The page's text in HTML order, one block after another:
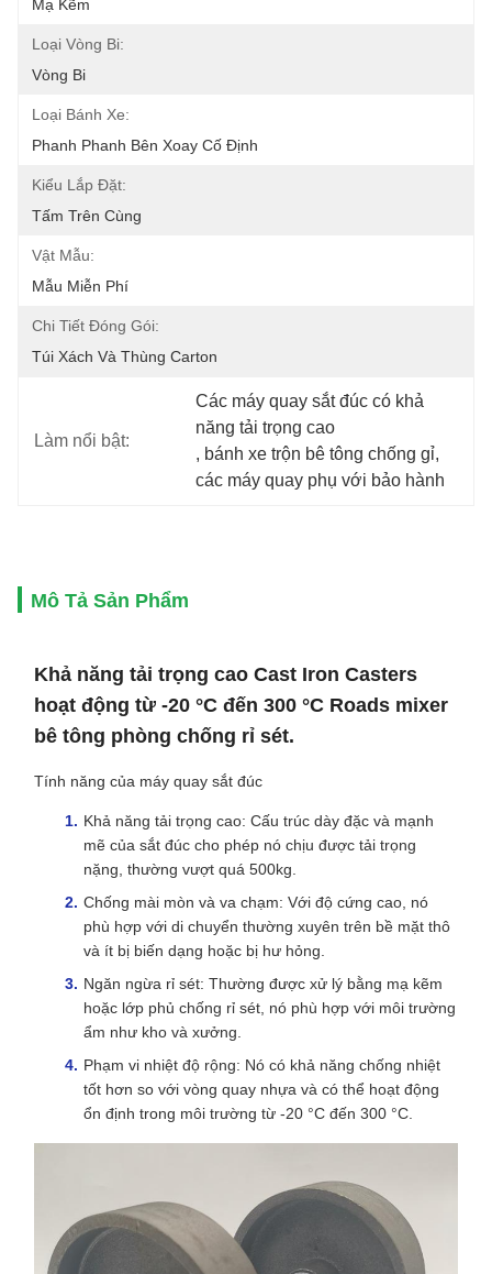
Mạ Kẽm
Loại Vòng Bi:
Vòng Bi
Loại Bánh Xe:
Phanh Phanh Bên Xoay Cố Định
Kiểu Lắp Đặt:
Tấm Trên Cùng
Vật Mẫu:
Mẫu Miễn Phí
Chi Tiết Đóng Gói:
Túi Xách Và Thùng Carton
Làm nổi bật:
Các máy quay sắt đúc có khả
năng tải trọng cao
, bánh xe trộn bê tông chống gỉ,
các máy quay phụ với bảo hành
Mô Tả Sản Phẩm
Khả năng tải trọng cao Cast Iron Casters
hoạt động từ -20 °C đến 300 °C Roads mixer
bê tông phòng chống rỉ sét.
Tính năng của máy quay sắt đúc
Khả năng tải trọng cao: Cấu trúc dày đặc và mạnh
mẽ của sắt đúc cho phép nó chịu được tải trọng
nặng, thường vượt quá 500kg.
Chống mài mòn và va chạm: Với độ cứng cao, nó
phù hợp với di chuyển thường xuyên trên bề mặt thô
và ít bị biến dạng hoặc bị hư hỏng.
Ngăn ngừa rỉ sét: Thường được xử lý bằng mạ kẽm
hoặc lớp phủ chống rỉ sét, nó phù hợp với môi trường
ẩm như kho và xưởng.
Phạm vi nhiệt độ rộng: Nó có khả năng chống nhiệt
tốt hơn so với vòng quay nhựa và có thể hoạt động
ổn định trong môi trường từ -20 °C đến 300 °C.